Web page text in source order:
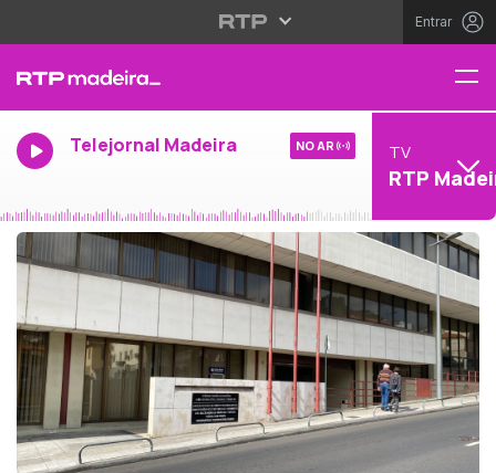
Entrar
Telejornal Madeira NO AR TV
RTP